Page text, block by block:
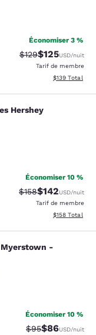
Économiser 3 %
Tarif barré :
$129Tarif réduit :
$125USD/nuit
Tarif de membre
Afficher les
$139 Total
Hershey
Hershey
Économiser 10 %
Tarif barré :
$158Tarif réduit :
$142USD/nuit
Tarif de membre
Afficher les
$158 Total
-
Myerstown -
Économiser 10 %
Tarif barré :
$95Tarif réduit :
$86USD/nuit